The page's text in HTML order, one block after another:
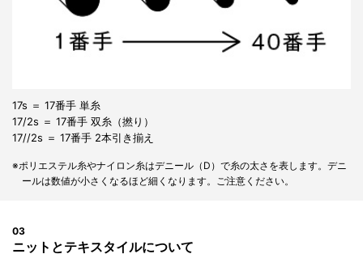
17s ＝ 17番手 単糸
17/2s ＝ 17番手 双糸（撚り）
17//2s ＝ 17番手 2本引き揃え
※ポリエステル糸やナイロン糸はデニール（D）で糸の太さを表します。デニ
ールは数値が小さくなるほど細くなります。ご注意ください。
03
ニットとテキスタイルについて